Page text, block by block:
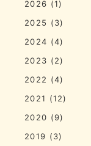
2026 (1)
2025 (3)
2024 (4)
2023 (2)
2022 (4)
2021 (12)
2020 (9)
2019 (3)